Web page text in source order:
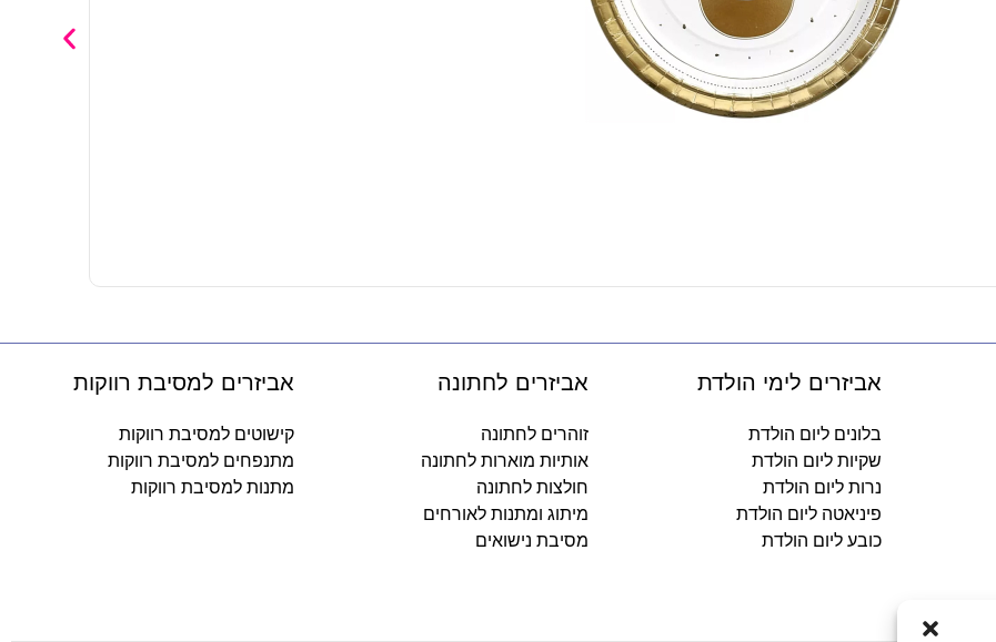
אביזרים לימי הולדת
בלונים ליום הולדת
שקיות ליום הולדת
נרות ליום הולדת
פיניאטה ליום הולדת
כובע ליום הולדת
אביזרים לחתונה
זוהרים לחתונה
אותיות מוארות לחתונה
חולצות לחתונה
מיתוג ומתנות לאורחים
מסיבת נישואים
אביזרים למסיבת רווקות
קישוטים למסיבת רווקות
מתנפחים למסיבת רווקות
מתנות למסיבת רווקות